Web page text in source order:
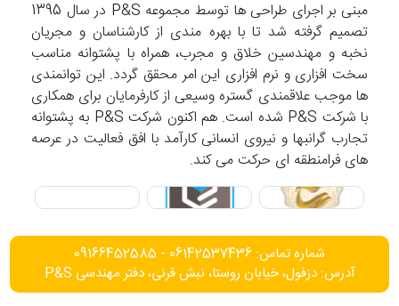
مبنی بر اجرای طراحی ها توسط مجموعه P&S در سال 1395
تصمیم گرفته شد تا با بهره مندی از کارشناسان و مجریان
نخبه و مهندسین خلاق و مجرب، همراه با پشتوانه مناسب
سخت افزاری و نرم افزاری این امر محقق گردد. این توانمندی
ها موجب علاقمندی گستره وسیعی از کارفرمایان برای همکاری
با شرکت P&S شده است. هم اکنون شرکت P&S به پشتوانه
تجارب گرانبها و نیروی انسانی کارآمد با افق فعالیت در عرصه
های فرامنطقه ای حرکت می کند.
شماره تماس: 06142537436 - 09166452585
آدرس: دزفول، خیابان روستا، نبش قرنی، دفتر مهندسی P&S